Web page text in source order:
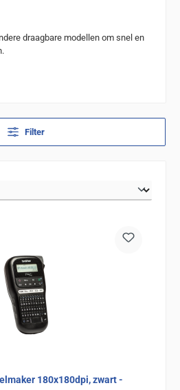
draagbare modellen om snel en
Filter
180x180dpi, zwart -